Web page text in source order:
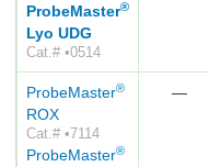
ProbeMaster®
Lyo UDG
Cat.# •0514
ProbeMaster®
ROX
Cat.# •7114
ProbeMaster®
—